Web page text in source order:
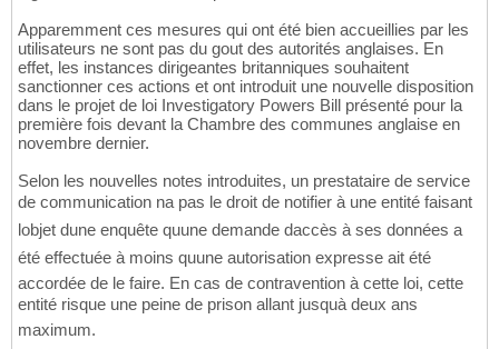
Apparemment ces mesures qui ont été bien accueillies par les
utilisateurs ne sont pas du gout des autorités anglaises. En
effet, les instances dirigeantes britanniques souhaitent
sanctionner ces actions et ont introduit une nouvelle disposition
dans le projet de loi Investigatory Powers Bill présenté pour la
première fois devant la Chambre des communes anglaise en
novembre dernier.
Selon les nouvelles notes introduites, un prestataire de service
de communication na pas le droit de notifier à une entité faisant
lobjet dune enquête quune demande daccès à ses données a
été effectuée à moins quune autorisation expresse ait été
accordée de le faire. En cas de contravention à cette loi, cette
entité risque une peine de prison allant jusquà deux ans
maximum.